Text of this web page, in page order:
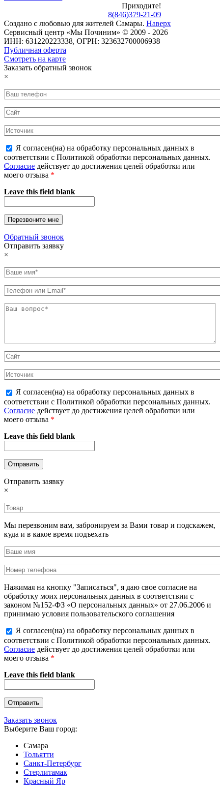
Приходите!
8(846)379-21-09
Создано с любовью для жителей Самары. Наверх
Сервисный центр «Мы Починим» © 2009 - 2026
ИНН: 631220223338, ОГРН: 323632700006938
Публичная оферта
Смотреть на карте
Заказать обратный звонок
×
Я согласен(на) на обработку персональных данных в
соответствии с Политикой обработки персональных данных.
Согласие действует до достижения целей обработки или
моего отзыва *
Leave this field blank
Обратный звонок
Отправить заявку
×
Я согласен(на) на обработку персональных данных в
соответствии с Политикой обработки персональных данных.
Согласие действует до достижения целей обработки или
моего отзыва *
Leave this field blank
Отправить заявку
×
Мы перезвоним вам, забронируем за Вами товар и подскажем,
куда и в какое время подъехать
Нажимая на кнопку "Записаться", я даю свое согласие на
обработку моих персональных данных в соответствии с
законом №152-ФЗ «О персональных данных» от 27.06.2006 и
принимаю условия пользовательского соглашения
Я согласен(на) на обработку персональных данных в
соответствии с Политикой обработки персональных данных.
Согласие действует до достижения целей обработки или
моего отзыва *
Leave this field blank
Заказать звонок
Выберите Ваш город:
Самара
Тольятти
Санкт-Петербург
Стерлитамак
Красный Яр